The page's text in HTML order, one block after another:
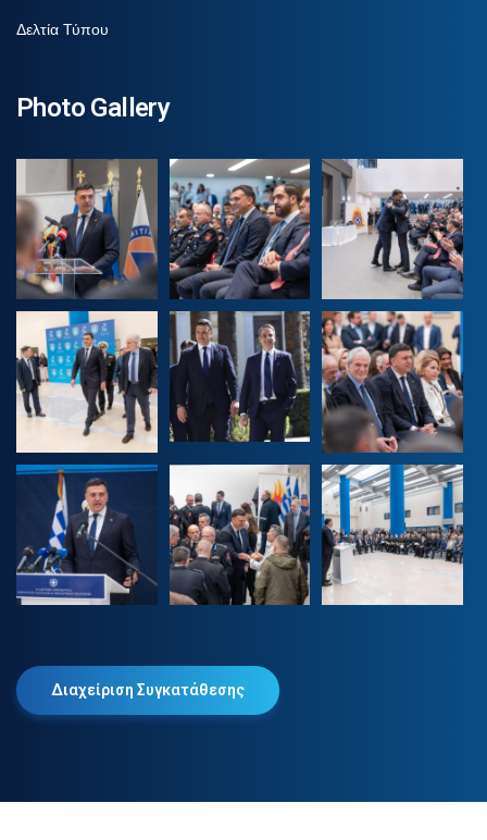
Δελτία Τύπου
Photo Gallery
Διαχείριση Συγκατάθεσης